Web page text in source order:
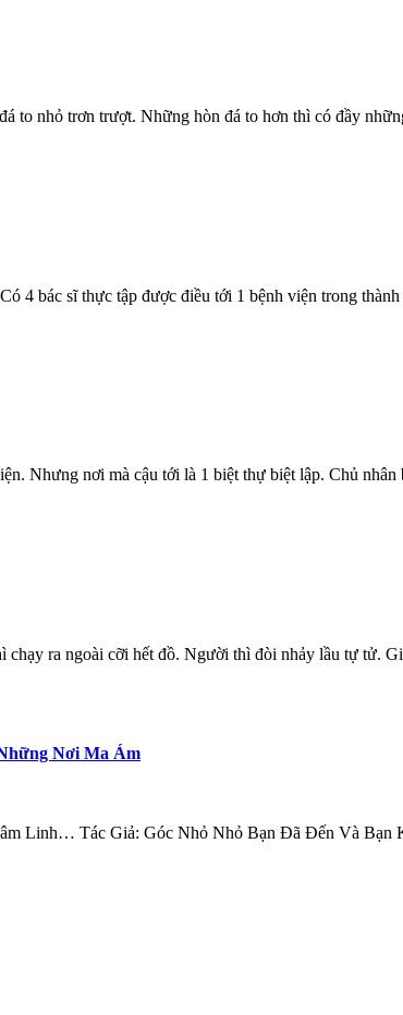
nhỏ trơn trượt. Những hòn đá to hơn thì có đầy
4 bác sĩ thực tập được điều tới 1 bệnh viện trong
Nhưng nơi mà cậu tới là 1 biệt thự biệt lập. Chủ nhân
ra ngoài cỡi hết đồ. Người thì đòi nhảy lầu tự tử.
Nơi Ma Ám
Linh… Tác Giả: Góc Nhỏ Nhỏ Bạn Đã Đến Và Bạn